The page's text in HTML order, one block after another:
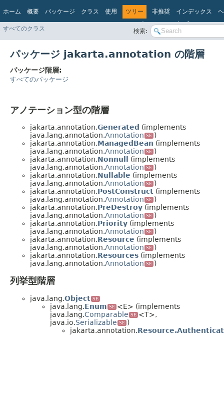
ホーム 概要 パッケージ クラス 使用 ツリー 非推奨 インデックス
Jakarta EE Platform API
すべてのクラス 検索:
パッケージ jakarta.annotation の階層
パッケージ階層:
すべてのパッケージ
アノテーション型の階層
jakarta.annotation.Generated (implements
java.lang.annotation.Annotation SE )
jakarta.annotation.ManagedBean (implements
java.lang.annotation.Annotation SE )
jakarta.annotation.Nonnull
(implements
java.lang.annotation.Annotation SE )
jakarta.annotation.Nullable (implements
java.lang.annotation.Annotation SE )
jakarta.annotation.PostConstruct (implements
java.lang.annotation.Annotation SE )
jakarta.annotation.PreDestroy (implements
java.lang.annotation.Annotation SE )
jakarta.annotation.Priority (implements
java.lang.annotation.Annotation SE )
jakarta.annotation.Resource (implements
java.lang.annotation.Annotation SE )
jakarta.annotation.Resources (implements
java.lang.annotation.Annotation SE )
列挙型階層
java.lang.Object SE
java.lang.Enum SE <E> (implements
java.lang.Comparable SE <T>,
java.io.Serializable SE )
jakarta.annotation.